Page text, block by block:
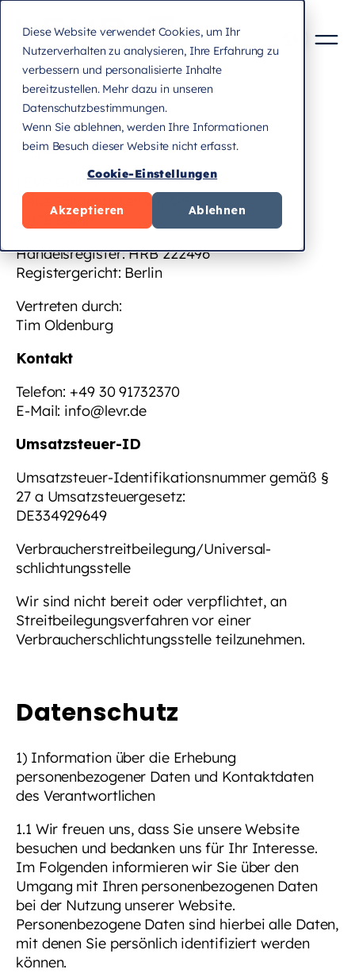
Diese Website verwendet Cookies, um Ihr
Nutzerverhalten zu analysieren, Ihre Erfahrung zu
verbessern und personalisierte Inhalte
bereitzustellen. Mehr dazu in unseren
Datenschutzbestimmungen.
Wenn Sie ablehnen, werden Ihre Informationen
beim Besuch dieser Website nicht erfasst.
Cookie-Einstellungen
Akzeptieren Ablehnen
Impressum
Angaben gemäß § 5 TMG
LEVR GmbH
Neue Schönhauser Str. 3-5
10178 Berlin
Handelsregister: HRB 222496
Registergericht: Berlin
Vertreten durch:
Tim Oldenburg
Kontakt
Telefon: +49 30 91732370
E-Mail: info@levr.de
Umsatzsteuer-ID
Umsatzsteuer-Identifikationsnummer gemäß §
27 a Umsatzsteuergesetz:
DE334929649
Verbraucher­streit­beilegung/Universal­
schlichtungs­stelle
Wir sind nicht bereit oder verpflichtet, an
Streitbeilegungsverfahren vor einer
Verbraucherschlichtungsstelle teilzunehmen.
Datenschutz
1) Information über die Erhebung
personenbezogener Daten und Kontaktdaten
des Verantwortlichen
1.1 Wir freuen uns, dass Sie unsere Website
besuchen und bedanken uns für Ihr Interesse.
Im Folgenden informieren wir Sie über den
Umgang mit Ihren personenbezogenen Daten
bei der Nutzung unserer Website.
Personenbezogene Daten sind hierbei alle Daten,
mit denen Sie persönlich identifiziert werden
können.